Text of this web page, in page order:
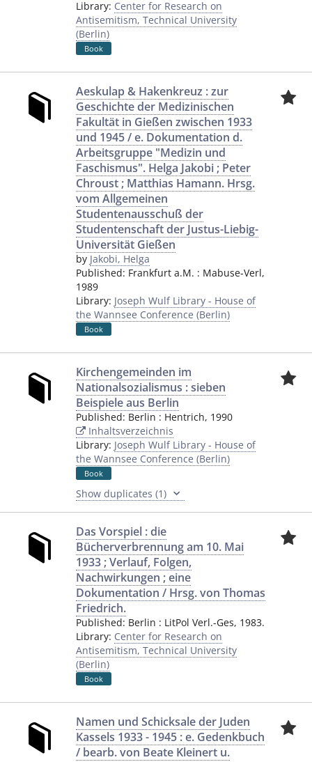
Library: Center for Research on
Antisemitism, Technical University
(Berlin)
Book
Aeskulap & Hakenkreuz : zur
Geschichte der Medizinischen
Fakultät in Gießen zwischen 1933
und 1945 / e. Dokumentation d.
Arbeitsgruppe "Medizin und
Faschismus". Helga Jakobi ; Peter
Chroust ; Matthias Hamann. Hrsg.
vom Allgemeinen
Studentenausschuß der
Studentenschaft der Justus-Liebig-
Universität Gießen
by Jakobi, Helga
Published: Frankfurt a.M. : Mabuse-Verl,
1989
Library: Joseph Wulf Library - House of
the Wannsee Conference (Berlin)
Book
Kirchengemeinden im
Nationalsozialismus : sieben
Beispiele aus Berlin
Published: Berlin : Hentrich, 1990
Inhaltsverzeichnis
Library: Joseph Wulf Library - House of
the Wannsee Conference (Berlin)
Book
Show duplicates (1)
Das Vorspiel : die
Bücherverbrennung am 10. Mai
1933 ; Verlauf, Folgen,
Nachwirkungen ; eine
Dokumentation / Hrsg. von Thomas
Friedrich.
Published: Berlin : LitPol Verl.-Ges, 1983.
Library: Center for Research on
Antisemitism, Technical University
(Berlin)
Book
Namen und Schicksale der Juden
Kassels 1933 - 1945 : e. Gedenkbuch
/ bearb. von Beate Kleinert u.